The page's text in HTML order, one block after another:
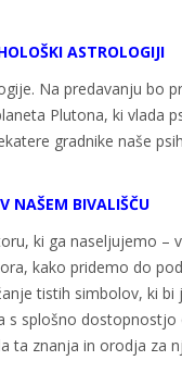
ASTROLOGIJI
Na predavanju bo
Plutona, ki vlada
gradnike naše
NAŠEM BIVALIŠČU
ki ga naseljujemo –
kako pridemo do
tistih simbolov, ki bi
splošno
ta znanja in orodja za